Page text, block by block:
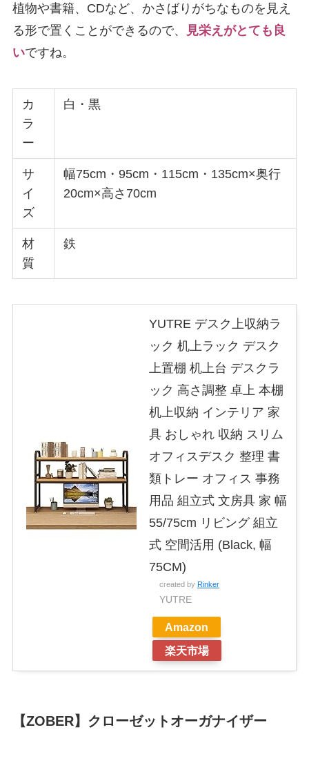
植物や書籍、CDなど、かさばりがちなものを見え
る形で置くことができるので、
見栄えがとても良
いですね。
カ
ラ
ー
白・黒
サ
イ
ズ
幅75cm・95cm・115cm・135cm×奥行
20cm×高さ70cm
材
質
鉄
YUTRE デスク上収納ラ
ック 机上ラック デスク
上置棚 机上台 デスクラ
ック 高さ調整 卓上 本棚
机上収納 インテリア 家
具 おしゃれ 収納 スリム
オフィスデスク 整理 書
類トレー オフィス 事務
用品 組立式 文房具 家 幅
55/75cm リビング 組立
式 空間活用 (Black, 幅
75CM)
created by Rinker
YUTRE
Amazon
楽天市場
【ZOBER】クローゼットオーガナイザー